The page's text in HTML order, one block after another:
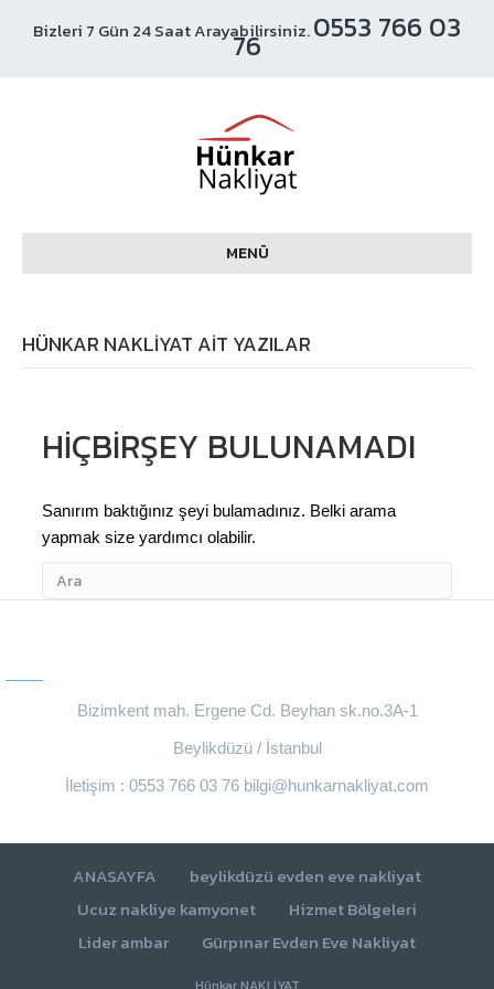
Bizleri 7 Gün 24 Saat Arayabilirsiniz.0553 766 03
76
MENÜ
HÜNKAR NAKLIYAT AIT YAZILAR
HIÇBIRŞEY BULUNAMADI
Sanırım baktığınız şeyi bulamadınız. Belki arama
yapmak size yardımcı olabilir.
Bizimkent mah. Ergene Cd. Beyhan sk.no.3A-1
Beylikdüzü / İstanbul
İletişim : 0553 766 03 76 bilgi@hunkarnakliyat.com
ANASAYFA
beylikdüzü evden eve nakliyat
Ucuz nakliye kamyonet
Hizmet Bölgeleri
Lider ambar
Gürpınar Evden Eve Nakliyat